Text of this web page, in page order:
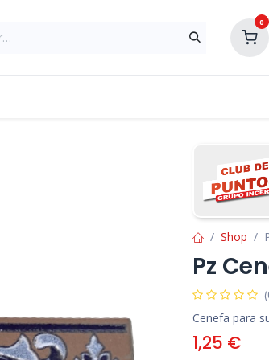
0
Shop
Pz
Cenefa para
1,25 €